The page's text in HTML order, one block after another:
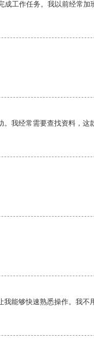
工作任务。我以前经常
我经常需要查找资料，这
能够快速熟悉操作。我不